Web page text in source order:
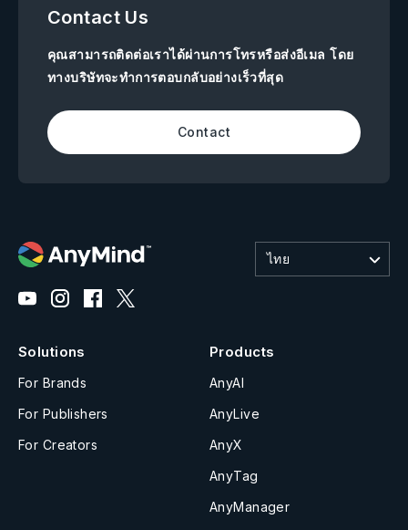
Contact Us
คุณสามารถติดต่อเราได้ผ่านการโทรหรือส่งอีเมล โดย
ทางบริษัทจะทำการตอบกลับอย่างเร็วที่สุด
Contact
ไทย
Solutions
For Brands
For Publishers
For Creators
Products
AnyAI
AnyLive
AnyX
AnyTag
AnyManager